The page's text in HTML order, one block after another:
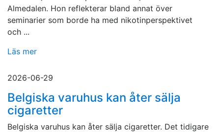
Almedalen. Hon reflekterar bland annat över
seminarier som borde ha med nikotinperspektivet
och ...
Läs mer
2026-06-29
Belgiska varuhus kan åter sälja
cigaretter
Belgiska varuhus kan åter sälja cigaretter. Det tidigare